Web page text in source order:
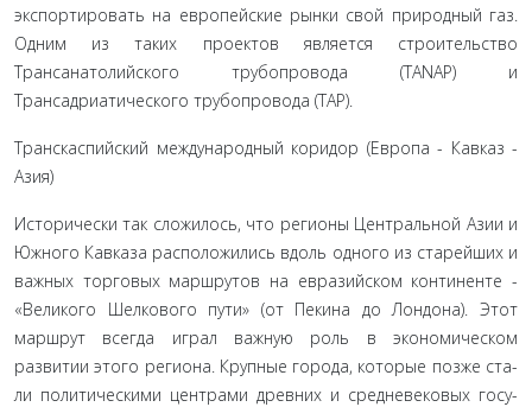
экспортировать на ев­ропейские рынки свой природный газ.
Одним из таких проек­тов является строительство
Трансанатолийского трубопрово­да (TANAP) и
Трансадриатического трубопровода (TAP).
Транскаспийский международный коридор (Европа - Кав­каз -
Азия)
Исторически так сложилось, что регионы Центральной Азии и
Южного Кавказа расположились вдоль одного из ста­рейших и
важных торговых маршрутов на евразийском конти­ненте -
«Великого Шелкового пути» (от Пекина до Лондона). Этот
маршрут всегда играл важную роль в экономическом
развитии этого региона. Крупные города, которые позже ста­
ли политическими центрами древних и средневековых госу­